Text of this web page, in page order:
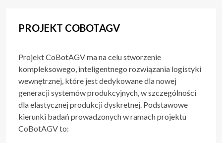
PROJEKT COBOTAGV
Projekt CoBotAGV ma na celu stworzenie
kompleksowego, inteligentnego rozwiązania logistyki
wewnętrznej, które jest dedykowane dla nowej
generacji systemów produkcyjnych, w szczególności
dla elastycznej produkcji dyskretnej. Podstawowe
kierunki badań prowadzonych w ramach projektu
CoBotAGV to: